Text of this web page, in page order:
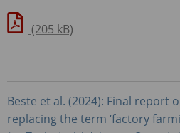
(205 kB)
Beste et al. (2024): Final report
replacing the term ‘factory